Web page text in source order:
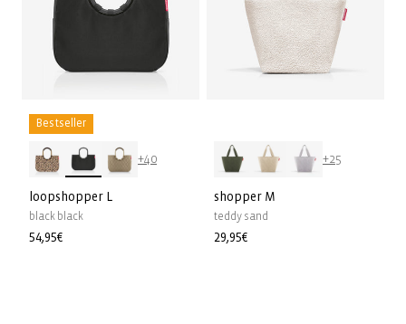
Bestseller
+40
loopshopper L
black black
Prix
54,95€
+25
shopper M
teddy sand
Prix
29,95€